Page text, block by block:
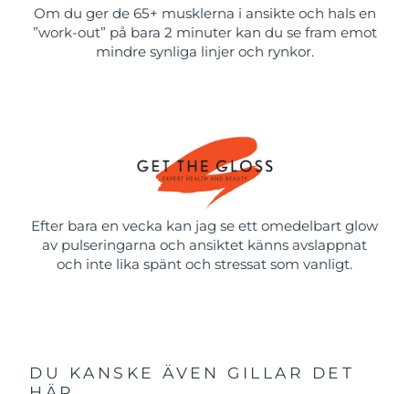
Om du ger de 65+ musklerna i ansikte och hals en
”work-out” på bara 2 minuter kan du se fram emot
mindre synliga linjer och rynkor.
Efter bara en vecka kan jag se ett omedelbart glow
av pulseringarna och ansiktet känns avslappnat
och inte lika spänt och stressat som vanligt.
DU KANSKE ÄVEN GILLAR DET